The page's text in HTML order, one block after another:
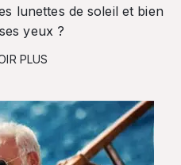
lunettes de soleil et bien
yeux ?
PLUS